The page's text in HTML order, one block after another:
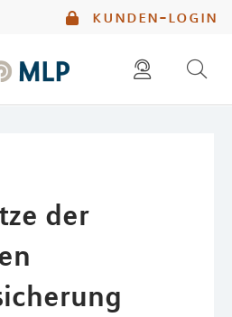
kunden-login
der